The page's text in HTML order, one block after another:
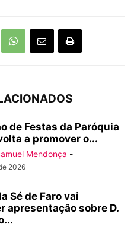
de Festas da Paróquia
a promover o...
Mendonça -
2026
Sé de Faro vai
apresentação sobre D.